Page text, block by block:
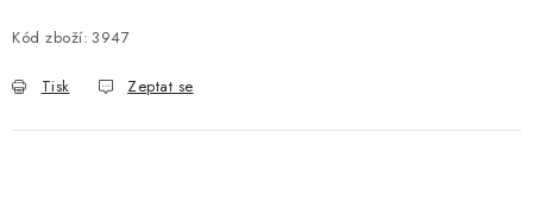
Kód zboží: 3947
Tisk Zeptat se